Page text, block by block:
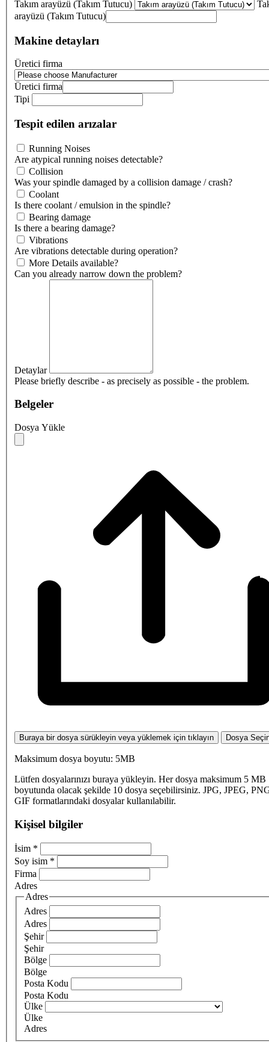
Takım arayüzü (Takım Tutucu)
arayüzü (Takım Tutucu)
Makine detayları
Üretici firma
Üretici firma
Tipi
Tespit edilen arızalar
Running Noises
Are atypical running noises detectable?
Collision
Was your spindle damaged by a collision damage / crash?
Coolant
Is there coolant / emulsion in the spindle?
Bearing damage
Is there a bearing damage?
Vibrations
Are vibrations detectable during operation?
More Details available?
Can you already narrow down the problem?
Detaylar
Please briefly describe - as precisely as possible - the problem.
Belgeler
Dosya Yükle
Buraya bir dosya sürükleyin veya yüklemek için tıklayın Dosya
Maksimum dosya boyutu: 5MB
Lütfen dosyalarınızı buraya yükleyin. Her dosya maksimum 5 MB
boyutunda olacak şekilde 10 dosya seçebilirsiniz. JPG, JPEG,
GIF formatlarındaki dosyalar kullanılabilir.
Kişisel bilgiler
İsim *
Soy isim *
Firma
Adres
Adres
Adres
Adres
Şehir
Şehir
Bölge
Bölge
Posta Kodu
Posta Kodu
Ülke
Ülke
Adres